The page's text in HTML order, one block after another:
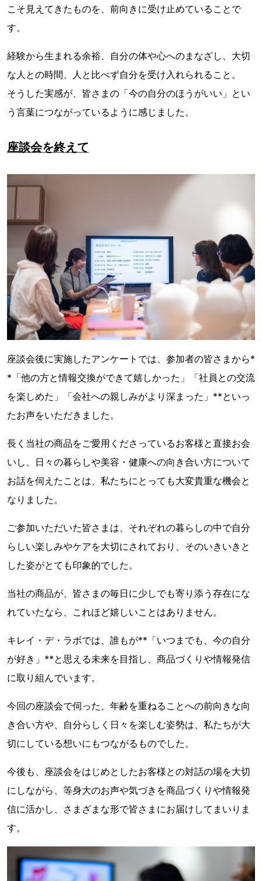
こそ見えてきたものを、前向きに受け止めていることで
す。
経験から生まれる余裕、自分の体や心へのまなざし、大切
な人との時間、人と比べず自分を受け入れられること。
そうした実感が、皆さまの「今の自分のほうがいい」とい
う言葉につながっているように感じました。
座談会を終えて
座談会後に実施したアンケートでは、参加者の皆さまから*
*「他の方と情報交換ができて嬉しかった」「社員との交流
を楽しめた」「会社への親しみがより深まった」**といっ
たお声をいただきました。
長く当社の商品をご愛用くださっているお客様と直接お会
いし、日々の暮らしや美容・健康への向き合い方について
お話を伺えたことは、私たちにとっても大変貴重な機会と
なりました。
ご参加いただいた皆さまは、それぞれの暮らしの中で自分
らしい楽しみやケアを大切にされており、そのいきいきと
した姿がとても印象的でした。
当社の商品が、皆さまの毎日に少しでも寄り添う存在にな
れていたなら、これほど嬉しいことはありません。
キレイ・デ・ラボでは、誰もが**「いつまでも、今の自分
が好き」**と思える未来を目指し、商品づくりや情報発信
に取り組んでいます。
今回の座談会で伺った、年齢を重ねることへの前向きな向
き合い方や、自分らしく日々を楽しむ姿勢は、私たちが大
切にしている想いにもつながるものでした。
今後も、座談会をはじめとしたお客様との対話の場を大切
にしながら、等身大のお声や気づきを商品づくりや情報発
信に活かし、さまざまな形で皆さまにお届けしてまいりま
す。